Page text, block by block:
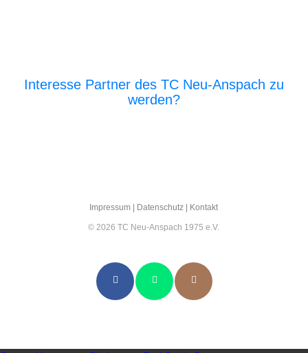
Interesse Partner des TC Neu-Anspach zu
werden?
Impres­sum Daten­schutz Kon­takt
© 2026 TC Neu-Anspach 1975 e.V.